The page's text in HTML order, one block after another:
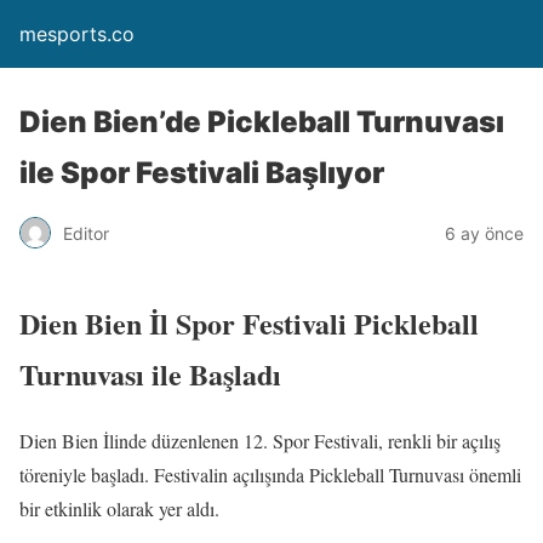
mesports.co
Dien Bien’de Pickleball Turnuvası
ile Spor Festivali Başlıyor
Editor 6 ay önce
Dien Bien İl Spor Festivali Pickleball
Turnuvası ile Başladı
Dien Bien İlinde düzenlenen 12. Spor Festivali, renkli bir açılış
töreniyle başladı. Festivalin açılışında Pickleball Turnuvası önemli
bir etkinlik olarak yer aldı.